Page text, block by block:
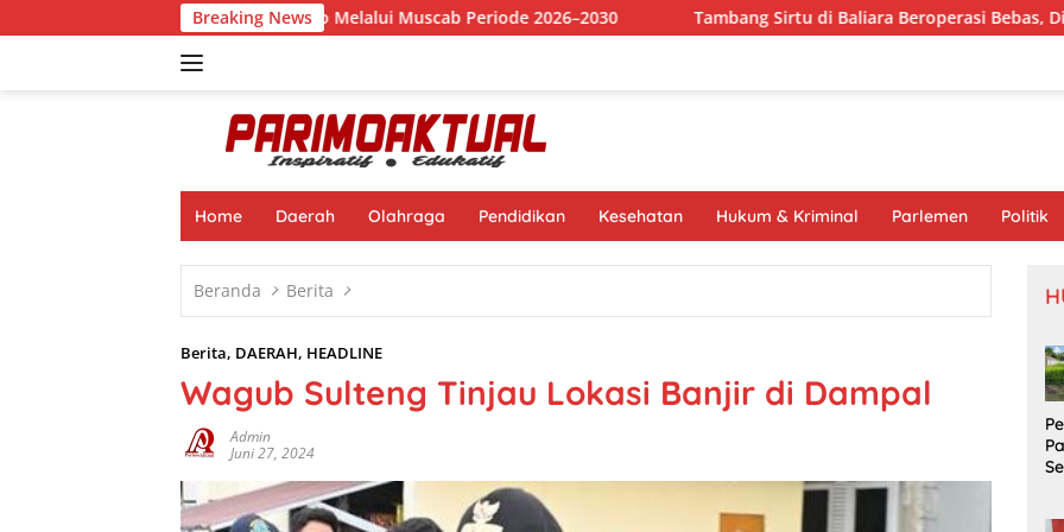
ke
Breaking News
Pimpin APRI Parimo Melalui Muscab Periode 2026–2030 Tambang Sirtu di Baliara Beroperasi Bebas, Diduga Abaikan
Home Daerah Olahraga Pendidikan Kesehatan Hukum & Kriminal Parlemen Politik
Beranda Berita
Berita, DAERAH, HEADLINE
Wagub Sulteng Tinjau Lokasi Banjir di Dampal
Admin
Juni 27, 2024